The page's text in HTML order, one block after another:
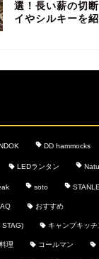
選！長い薪の切
イやシルキーを紹
DD hammocks
LEDランタン
soto
おすすめ
STAG) キャンプキッ
理 コールマン